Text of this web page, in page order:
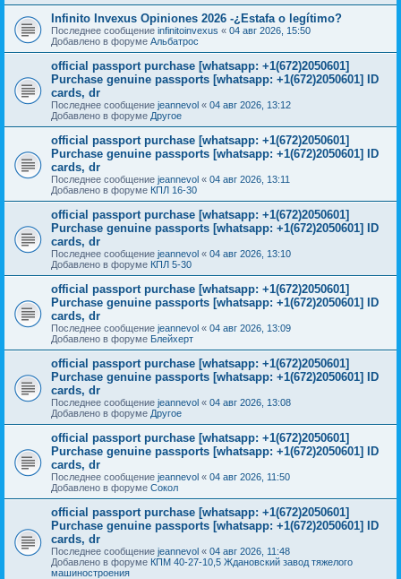
Infinito Invexus Opiniones 2026 -¿Estafa o legítimo?
Последнее сообщение infinitoinvexus « 04 авг 2026, 15:50
Добавлено в форуме Альбатрос
official passport purchase [whatsapp: +1(672)2050601]
Purchase genuine passports [whatsapp: +1(672)2050601] ID
cards, dr
Последнее сообщение jeannevol « 04 авг 2026, 13:12
Добавлено в форуме Другое
official passport purchase [whatsapp: +1(672)2050601]
Purchase genuine passports [whatsapp: +1(672)2050601] ID
cards, dr
Последнее сообщение jeannevol « 04 авг 2026, 13:11
Добавлено в форуме КПЛ 16-30
official passport purchase [whatsapp: +1(672)2050601]
Purchase genuine passports [whatsapp: +1(672)2050601] ID
cards, dr
Последнее сообщение jeannevol « 04 авг 2026, 13:10
Добавлено в форуме КПЛ 5-30
official passport purchase [whatsapp: +1(672)2050601]
Purchase genuine passports [whatsapp: +1(672)2050601] ID
cards, dr
Последнее сообщение jeannevol « 04 авг 2026, 13:09
Добавлено в форуме Блейхерт
official passport purchase [whatsapp: +1(672)2050601]
Purchase genuine passports [whatsapp: +1(672)2050601] ID
cards, dr
Последнее сообщение jeannevol « 04 авг 2026, 13:08
Добавлено в форуме Другое
official passport purchase [whatsapp: +1(672)2050601]
Purchase genuine passports [whatsapp: +1(672)2050601] ID
cards, dr
Последнее сообщение jeannevol « 04 авг 2026, 11:50
Добавлено в форуме Сокол
official passport purchase [whatsapp: +1(672)2050601]
Purchase genuine passports [whatsapp: +1(672)2050601] ID
cards, dr
Последнее сообщение jeannevol « 04 авг 2026, 11:48
Добавлено в форуме КПМ 40-27-10,5 Ждановский завод тяжелого
машиностроения